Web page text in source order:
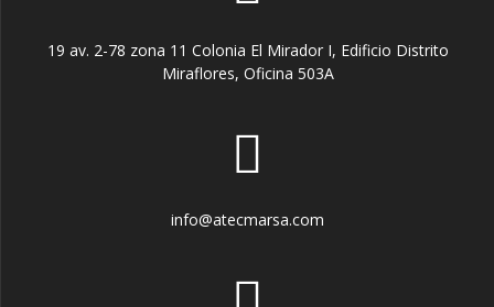
19 av. 2-78 zona 11 Colonia El Mirador I, Edificio Distrito
Miraflores, Oficina 503A
info@atecmarsa.com